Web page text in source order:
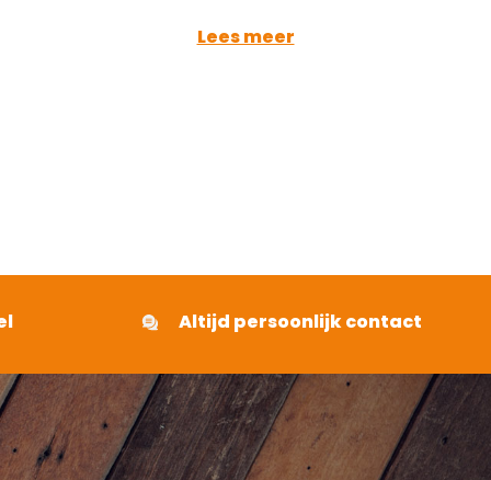
Lees meer
Altijd persoonlijk contact